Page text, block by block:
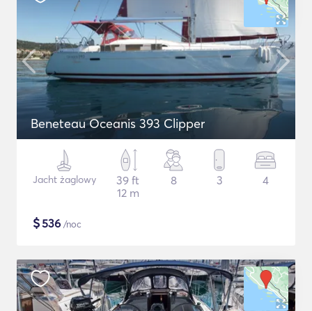
Beneteau Oceanis 393 Clipper
Jacht żaglowy
39 ft
12 m
8 3 4
$536 /noc